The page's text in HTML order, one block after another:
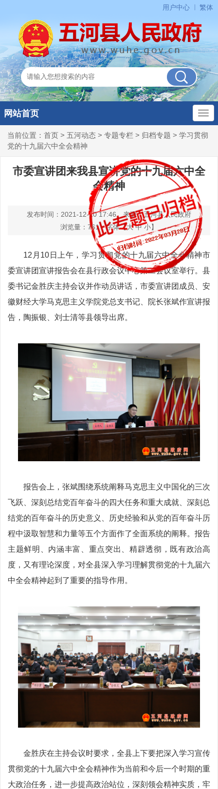
用户中心 繁体
网站首页
当前位置： 首页 > 五河动态 > 专题专栏 > 归档专题 > 学习贯彻
党的十九届六中全会精神
市委宣讲团来我县宣讲党的十九届六中全
会精神
发布时间：2021-12-10 17:46
来源：五河县人民政府
浏览量： 761 字体【大 中 小】
12月10日上午，学习贯彻党的十九届六中全会精神市
委宣讲团宣讲报告会在县行政会议中心第二会议室举行。县
委书记金胜庆主持会议并作动员讲话，市委宣讲团成员、安
徽财经大学马克思主义学院党总支书记、院长张斌作宣讲报
告，陶振银、刘士清等县领导出席。
报告会上，张斌围绕系统阐释马克思主义中国化的三次
飞跃、深刻总结党百年奋斗的四大任务和重大成就、深刻总
结党的百年奋斗的历史意义、历史经验和从党的百年奋斗历
程中汲取智慧和力量等五个方面作了全面系统的阐释。报告
主题鲜明、内涵丰富、重点突出、精辟透彻，既有政治高
度，又有理论深度，对全县深入学习理解贯彻党的十九届六
中全会精神起到了重要的指导作用。
金胜庆在主持会议时要求，全县上下要把深入学习宣传
贯彻党的十九届六中全会精神作为当前和今后一个时期的重
大政治任务，进一步提高政治站位，深刻领会精神实质，牢